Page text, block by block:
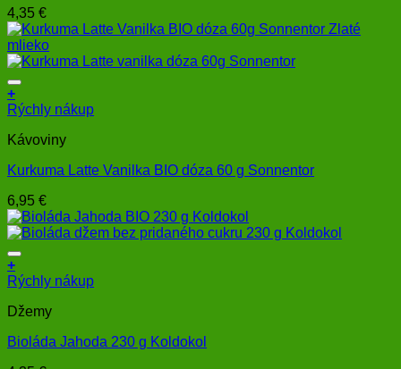
4,35 €
+
Rýchly nákup
Kávoviny
Kurkuma Latte Vanilka BIO dóza 60 g Sonnentor
6,95 €
+
Rýchly nákup
Džemy
Bioláda Jahoda 230 g Koldokol